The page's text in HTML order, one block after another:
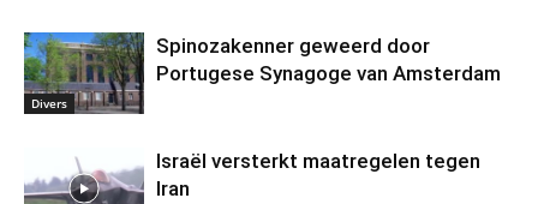
Divers
Spinozakenner geweerd door
Portugese Synagoge van Amsterdam
Israël versterkt maatregelen tegen
Iran